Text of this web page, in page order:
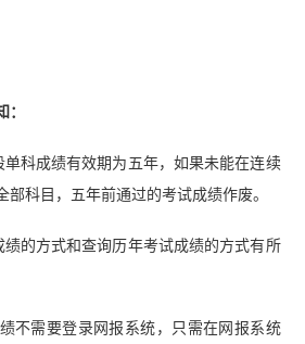
科成绩有效期为五年，如果未能在连续
部科目，五年前通过的考试成绩作废。
的方式和查询历年考试成绩的方式有所
不需要登录网报系统，只需在网报系统